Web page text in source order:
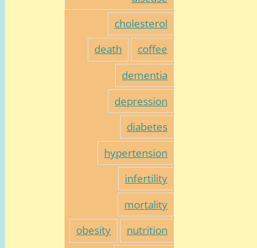
cholesterol
coffee
death
dementia
depression
diabetes
hypertension
infertility
mortality
nutrition
obesity